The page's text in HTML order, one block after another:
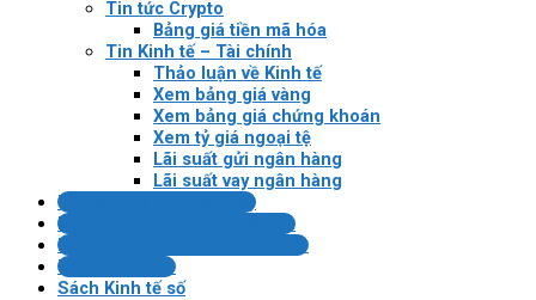
Tin tức Crypto
Bảng giá tiền mã hóa
Tin Kinh tế – Tài chính
Thảo luận về Kinh tế
Xem bảng giá vàng
Xem bảng giá chứng khoán
Xem tỷ giá ngoại tệ
Lãi suất gửi ngân hàng
Lãi suất vay ngân hàng
Tin tài chính/công nghệ
Pháp lý VN về tài sản mã hóa
Bài kiểm tra Blockchain/crypto
Tin tức Crypto
Sách Kinh tế số